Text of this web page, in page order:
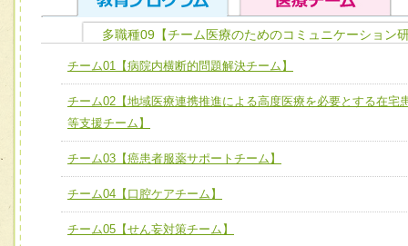
ユニット１ 医療人としての基礎能力
全人的医療を実践する医療人として、必要な基礎能力を身
ける
必要に応じて柔軟に医療チームを組織し、強調できる
ユニット３ 多職種連携力
他職種の視点とスキルを学び、相互理解と連携を深める
チーム01【病院内横断的問題解決チーム】
チーム02【地域医療連携推進による高度医療を必要とする
宅患者等支援チーム】
チーム05【せん妄対策チーム】
多職種09【チーム医療のためのコミュニケーション
チーム01【病院内横断的問題解決チーム】
チーム02【地域医療連携推進による高度医療を必要とする在宅
等支援チーム】
チーム03【癌患者服薬サポートチーム】
チーム04【口腔ケアチーム】
チーム05【せん妄対策チーム】